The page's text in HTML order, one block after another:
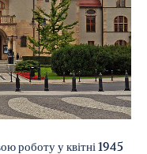
роботу у квітні 1945